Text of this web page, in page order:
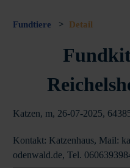
Fundtiere > Detail
Katzen, m, 26-07-2025,
Kontakt: Katzenhaus, Mail:
odenwald.de, Tel.